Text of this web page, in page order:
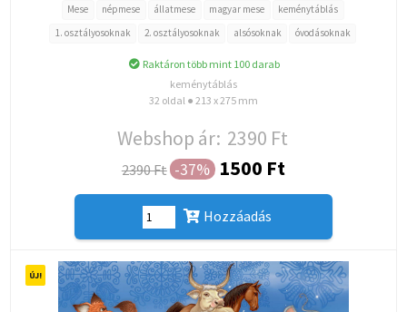
Mese népmese állatmese magyar mese
keménytáblás
1. osztályosoknak
2. osztályosoknak alsósoknak óvodásoknak
Raktáron több mint 100 darab
keménytáblás
32 oldal ● 213 x 275 mm
Webshop ár: 2390 Ft
2390 Ft -37% 1500 Ft
Hozzáadás